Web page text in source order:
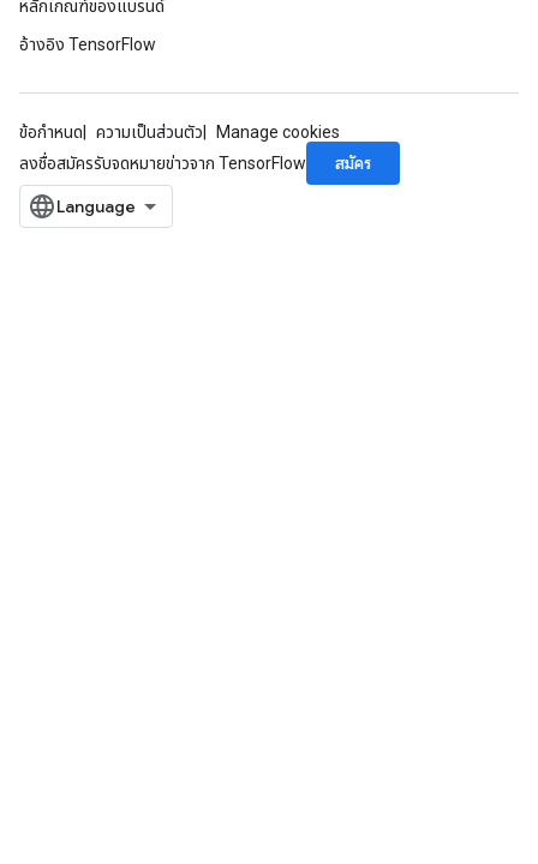
หลักเกณฑ์ของแบรนด์
อ้างอิง TensorFlow
ข้อกำหนด ความเป็นส่วนตัว
Manage cookies
ลงชื่อสมัครรับจดหมายข่าวจาก TensorFlow
สมัคร